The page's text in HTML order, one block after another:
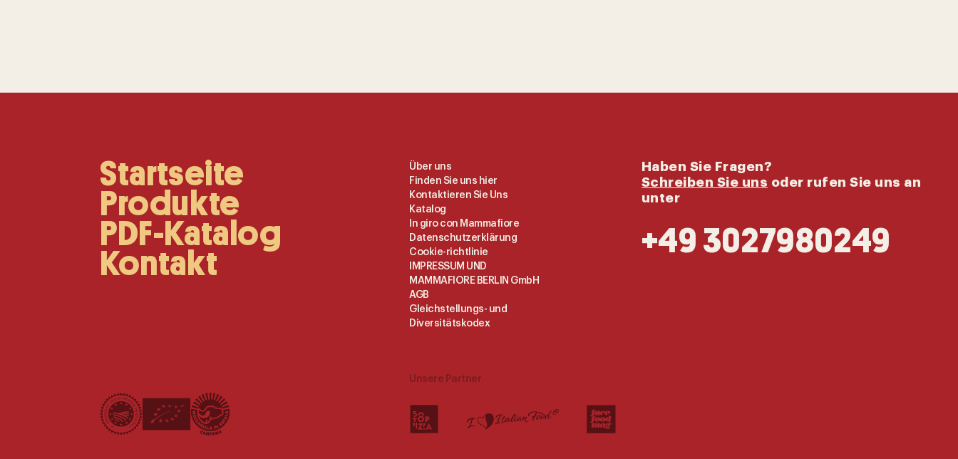
Haben Sie Fragen?
Schreiben Sie uns oder rufen Sie uns an
unter
+49 3027980249
Main
Navigation
Startseite
Produkte
PDF-Katalog
Kontakt
Useful
Links
Über uns
Finden Sie uns hier
Kontaktieren Sie Uns
Katalog
In giro con Mammafiore
Datenschutzerklärung
Cookie-richtlinie
IMPRESSUM UND
MAMMAFIORE BERLIN GmbH
AGB
Gleichstellungs- und
Diversitätskodex
Unsere Partner